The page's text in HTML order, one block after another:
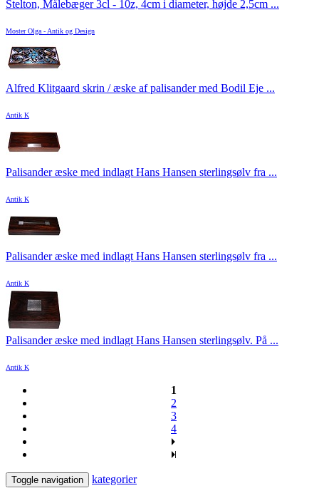
Stelton, Målebæger 3cl - 10z, 4cm i diameter, højde 2,5cm ...
Moster Olga - Antik og Design
Alfred Klitgaard skrin / æske af palisander med Bodil Eje ...
Antik K
Palisander æske med indlagt Hans Hansen sterlingsølv fra ...
Antik K
Palisander æske med indlagt Hans Hansen sterlingsølv fra ...
Antik K
Palisander æske med indlagt Hans Hansen sterlingsølv. På ...
Antik K
1
2
3
4
Toggle navigation kategorier